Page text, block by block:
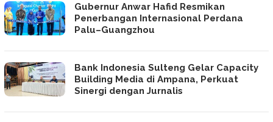
Gubernur Anwar Hafid Resmikan
Penerbangan Internasional Perdana
Palu–Guangzhou
Bank Indonesia Sulteng Gelar Capacity
Building Media di Ampana, Perkuat
Sinergi dengan Jurnalis